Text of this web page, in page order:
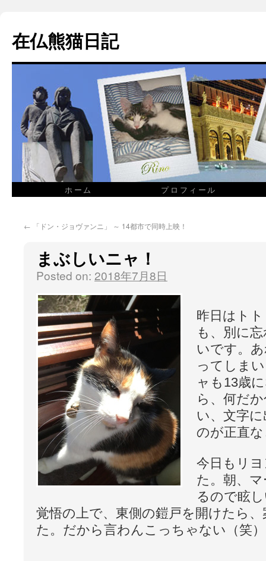
在仏熊猫日記
ホーム プロフィール
← 「ドン・ジョヴァンニ」 ～ 14都市で同時上映！
まぶしいニャ！
Posted on: 2018年7月8日
昨日はト
も、別に
いです。
ってしま
ャも13歳
ら、何だ
い、文字
のが正直
今日もリ
た。朝、
るので眩
覚悟の上で、東側の鎧戸を開けたら
た。だから言わんこっちゃない（笑